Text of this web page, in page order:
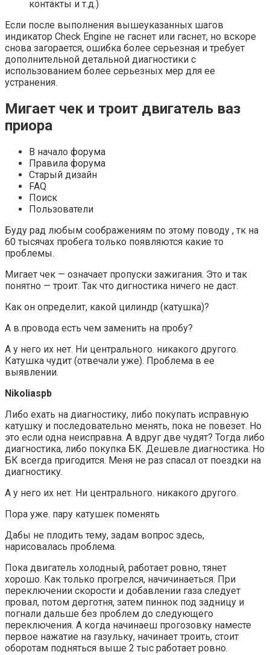
контакты и т.д.)
Если после выполнения вышеуказанных шагов
индикатор Check Engine не гаснет или гаснет, но вскоре
снова загорается, ошибка более серьезная и требует
дополнительной детальной диагностики с
использованием более серьезных мер для ее
устранения.
Мигает чек и троит двигатель ваз
приора
В начало форума
Правила форума
Старый дизайн
FAQ
Поиск
Пользователи
Буду рад любым соображениям по этому поводу , тк на
60 тысячах пробега только появляются какие то
проблемы.
Мигает чек — означает пропуски зажигания. Это и так
понятно — троит. Так что дигностика ничего не даст.
Как он определит, какой цилиндр (катушка)?
А в.провода есть чем заменить на пробу?
А у него их нет. Ни центрального. никакого другого.
Катушка чудит (отвечали уже). Проблема в ее
выявлении.
Nikoliaspb
Либо ехать на диагностику, либо покупать исправную
катушку и последовательно менять, пока не повезет. Но
это если одна неисправна. А вдруг две чудят? Тогда либо
диагностика, либо покупка БК. Дешевле диагностика. Но
БК всегда пригодится. Меня не раз спасал от поездки на
диагностику.
А у него их нет. Ни центрального. никакого другого.
Пора уже. пару катушек поменять
Дабы не плодить тему, задам вопрос здесь,
нарисовалась проблема.
Пока двигатель холодный, работает ровно, тянет
хорошо. Как только прогрелся, начичинаеться. При
переключении скорости и добавлении газа следует
провал, потом дерготня, затем пиннок под задницу и
погнали дальше без проблем до следующего
переключения. А когда начинаеш прогозовку наместе
первое нажатие на газульку, начинает троить, стоит
оборотам подняться выше 2 тыс работает ровно.